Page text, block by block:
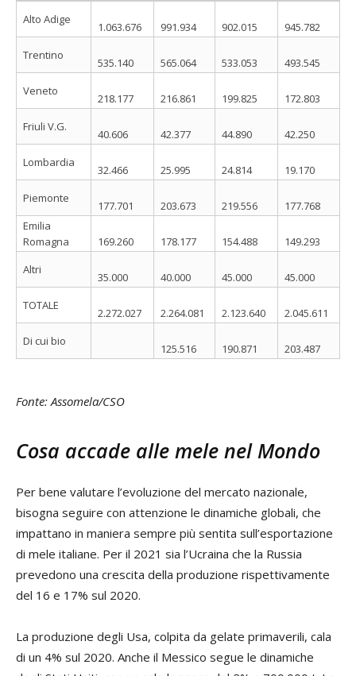
Alto Adige
1.063.676 991.934 902.015
945.782
Trentino
535.140 565.064 533.053
493.545
Veneto
218.177 216.861 199.825
172.803
Friuli V.G.
40.606 42.377 44.890
42.250
Lombardia
32.466 25.995 24.814
19.170
Piemonte
177.701 203.673 219.556
177.768
Emilia
Romagna
169.260 178.177 154.488
149.293
Altri
35.000 40.000 45.000
45.000
TOTALE
2.272.027 2.264.081 2.123.640
2.045.611
Di cui bio
125.516 190.871 203.487
Fonte: Assomela/CSO
Cosa accade alle mele nel Mondo
Per bene valutare l’evoluzione del mercato nazionale,
bisogna seguire con attenzione le dinamiche globali, che
impattano in maniera sempre più sentita sull’esportazione
di mele italiane. Per il 2021 sia l’Ucraina che la Russia
prevedono una crescita della produzione rispettivamente
del 16 e 17% sul 2020.
La produzione degli Usa, colpita da gelate primaverili, cala
di un 4% sul 2020. Anche il Messico segue le dinamiche